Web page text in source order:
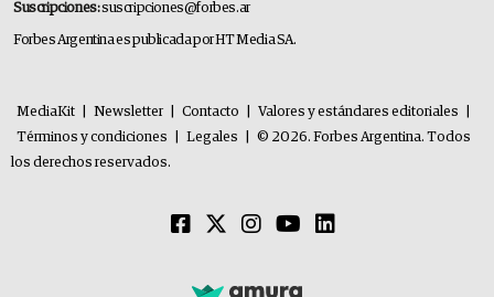
Suscripciones:suscripciones@forbes.ar
Forbes Argentina es publicada por HT Media SA.
MediaKit Newsletter Contacto Valores y estándares editoriales
Términos y condiciones
Legales
© 2026. Forbes Argentina. Todos
los derechos reservados.